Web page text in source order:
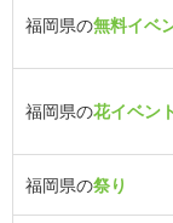
福岡県の無料イベ
福岡県の花イベント
福岡県の祭り